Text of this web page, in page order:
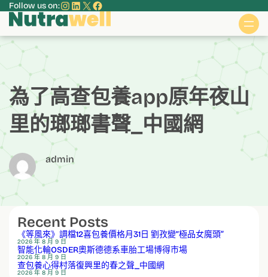
主
要
容
Follow us on:Instagram
LinkedIn
XFacebook
為了高查包養app原年夜山
里的瑯瑯書聲_中國網
admin
Recent Posts
《等風來》調檔12喜包養價格月31日 劉孜變“極品女魔頭”
2026 年 8 月 9 日
智能化輪OSDER奧斯德德系車胎工場博得市場
2026 年 8 月 9 日
查包養心得村落復興里的春之聲_中國網
2026 年 8 月 9 日